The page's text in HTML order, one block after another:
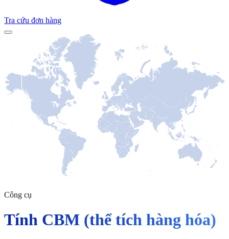
Tra cứu đơn hàng
Công cụ
Tính CBM (thể tích hàng hóa)